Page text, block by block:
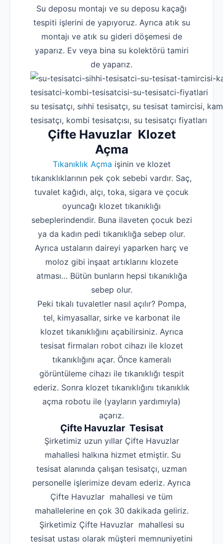
Su deposu montajı ve su deposu kaçağı
tespiti işlerini de yapıyoruz. Ayrıca atık su
montajı ve atık su gideri döşemesi de
yaparız. Ev veya bina su kolektörü tamiri
de yaparız.
su tesisatçı, sıhhi tesisatçı, su tesisat tamircisi,
tesisatçı, kombi tesisatçısı, su tesisatçı fiyatları
Çifte Havuzlar Klozet
Açma
Tıkanıklık Açma işinin ve klozet
tıkanıklıklarının pek çok sebebi vardır. Saç,
tuvalet kağıdı, alçı, toka, sigara ve çocuk
oyuncağı klozet tıkanıklığı
sebeplerindendir. Buna ilaveten çocuk bezi
ya da kadın pedi tıkanıklığa sebep olur.
Ayrıca ustaların daireyi yaparken harç ve
moloz gibi inşaat artıklarını klozete
atması… Bütün bunların hepsi tıkanıklığa
sebep olur.
Peki tıkalı tuvaletler nasıl açılır? Pompa,
tel, kimyasallar, sirke ve karbonat ile
klozet tıkanıklığını açabilirsiniz. Ayrıca
tesisat firmaları robot cihazı ile klozet
tıkanıklığını açar. Önce kameralı
görüntüleme cihazı ile tıkanıklığı tespit
ederiz. Sonra klozet tıkanıklığını tıkanıklık
açma robotu ile (yayların yardımıyla)
açarız.
Çifte Havuzlar Tesisat
Şirketimiz uzun yıllar Çifte Havuzlar
mahallesi halkına hizmet etmiştir. Su
tesisat alanında çalışan tesisatçı, uzman
personelle işlerimize devam ederiz. Ayrıca
Çifte Havuzlar mahallesi ve tüm
mahallelerine en çok 30 dakikada geliriz.
Şirketimiz Çifte Havuzlar mahallesi su
tesisat ustası olarak müşteri memnuniyetini